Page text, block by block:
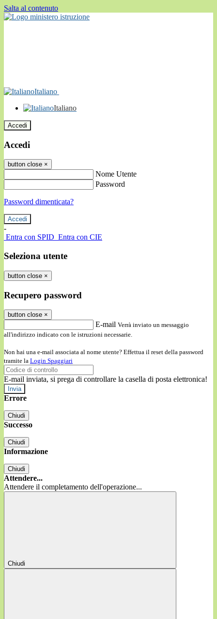
Salta al contenuto
Italiano
Italiano
Accedi
Accedi
button close ×
Nome Utente
Password
Password dimenticata?
-
Entra con SPID Entra con CIE
Seleziona utente
button close ×
Recupero password
button close ×
E-mail Verrà inviato un messaggio
all'indirizzo indicato con le istruzioni necessarie.
Non hai una e-mail associata al nome utente? Effettua il reset della password
tramite la Login Spaggiari
E-mail inviata, si prega di controllare la casella di posta elettronica!
Errore
Chiudi
Successo
Chiudi
Informazione
Chiudi
Attendere...
Attendere il completamento dell'operazione...
Chiudi